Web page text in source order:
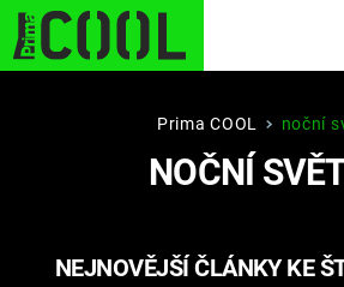
STARHOUSE BUFFY,
PLNEJ KOTEL AVENGERS 5
Prima COOL noční
NOČNÍ
NEJNOVĚJŠÍ ČLÁNKY KE